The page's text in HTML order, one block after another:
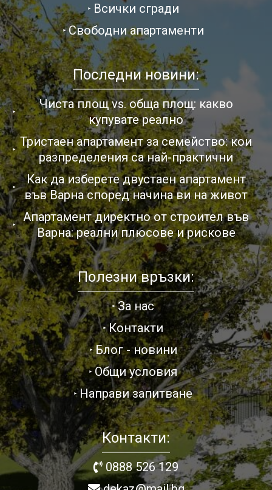
Всички сгради
Свободни апартаменти
Последни новини:
Чиста площ vs. обща площ: какво
купувате реално
Тристаен апартамент за семейство: кои
разпределения са най-практични
Как да изберете двустаен апартамент
във Варна според начина ви на живот
Апартамент директно от строител във
Варна: реални плюсове и рискове
Полезни връзки:
За нас
Контакти
Блог - новини
Общи условия
Направи запитване
Контакти:
0888 526 129